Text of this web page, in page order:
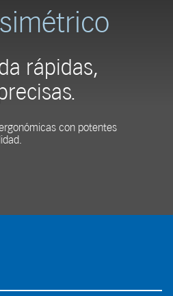
rápidas,
con potentes